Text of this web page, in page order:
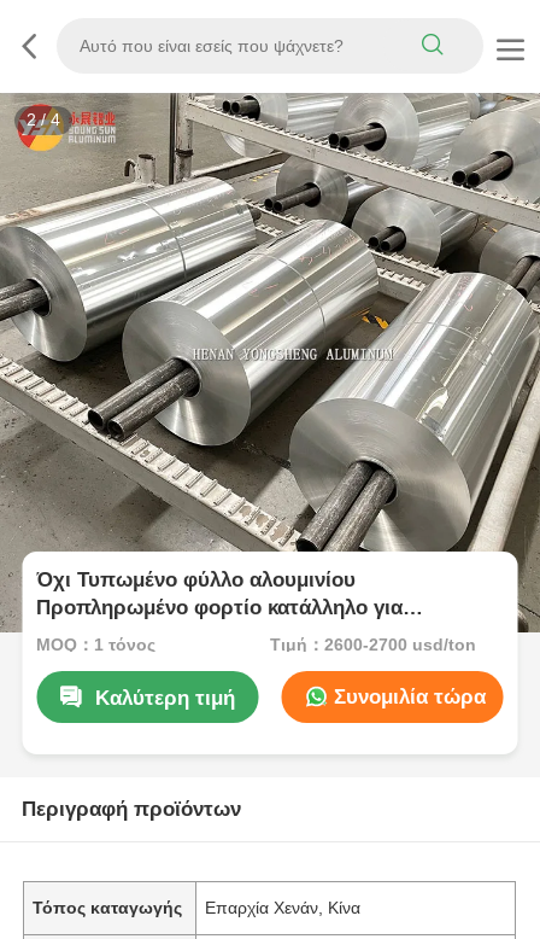
3/4
Όχι Τυπωμένο φύλλο αλουμινίου
Προπληρωμένο φορτίο κατάλληλο για
συσκευασία, μόνωση, μαγειρική και
ανώτερο φραγμό
MOQ：1 τόνος Τιμή：2600-2700 usd/ton
Καλύτερη τιμή Συνομιλία τώρα
Περιγραφή προϊόντων
Τόπος καταγωγής Επαρχία Χενάν, Κίνα